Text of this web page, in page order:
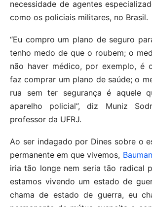
necessidade de agentes
como os policiais militares, no Brasil.
“Eu compro um plano de seguro
tenho medo de que o roubem; o
não haver médico, por exemplo, é
faz comprar um plano de saúde; o
rua sem ter segurança é aquele
aparelho policial”, diz Muniz
professor da UFRJ.
Ao ser indagado por Dines sobre o
permanente em que vivemos, Bauman
iria tão longe nem seria tão radical
estamos vivendo um estado de
chama de estado de guerra, eu